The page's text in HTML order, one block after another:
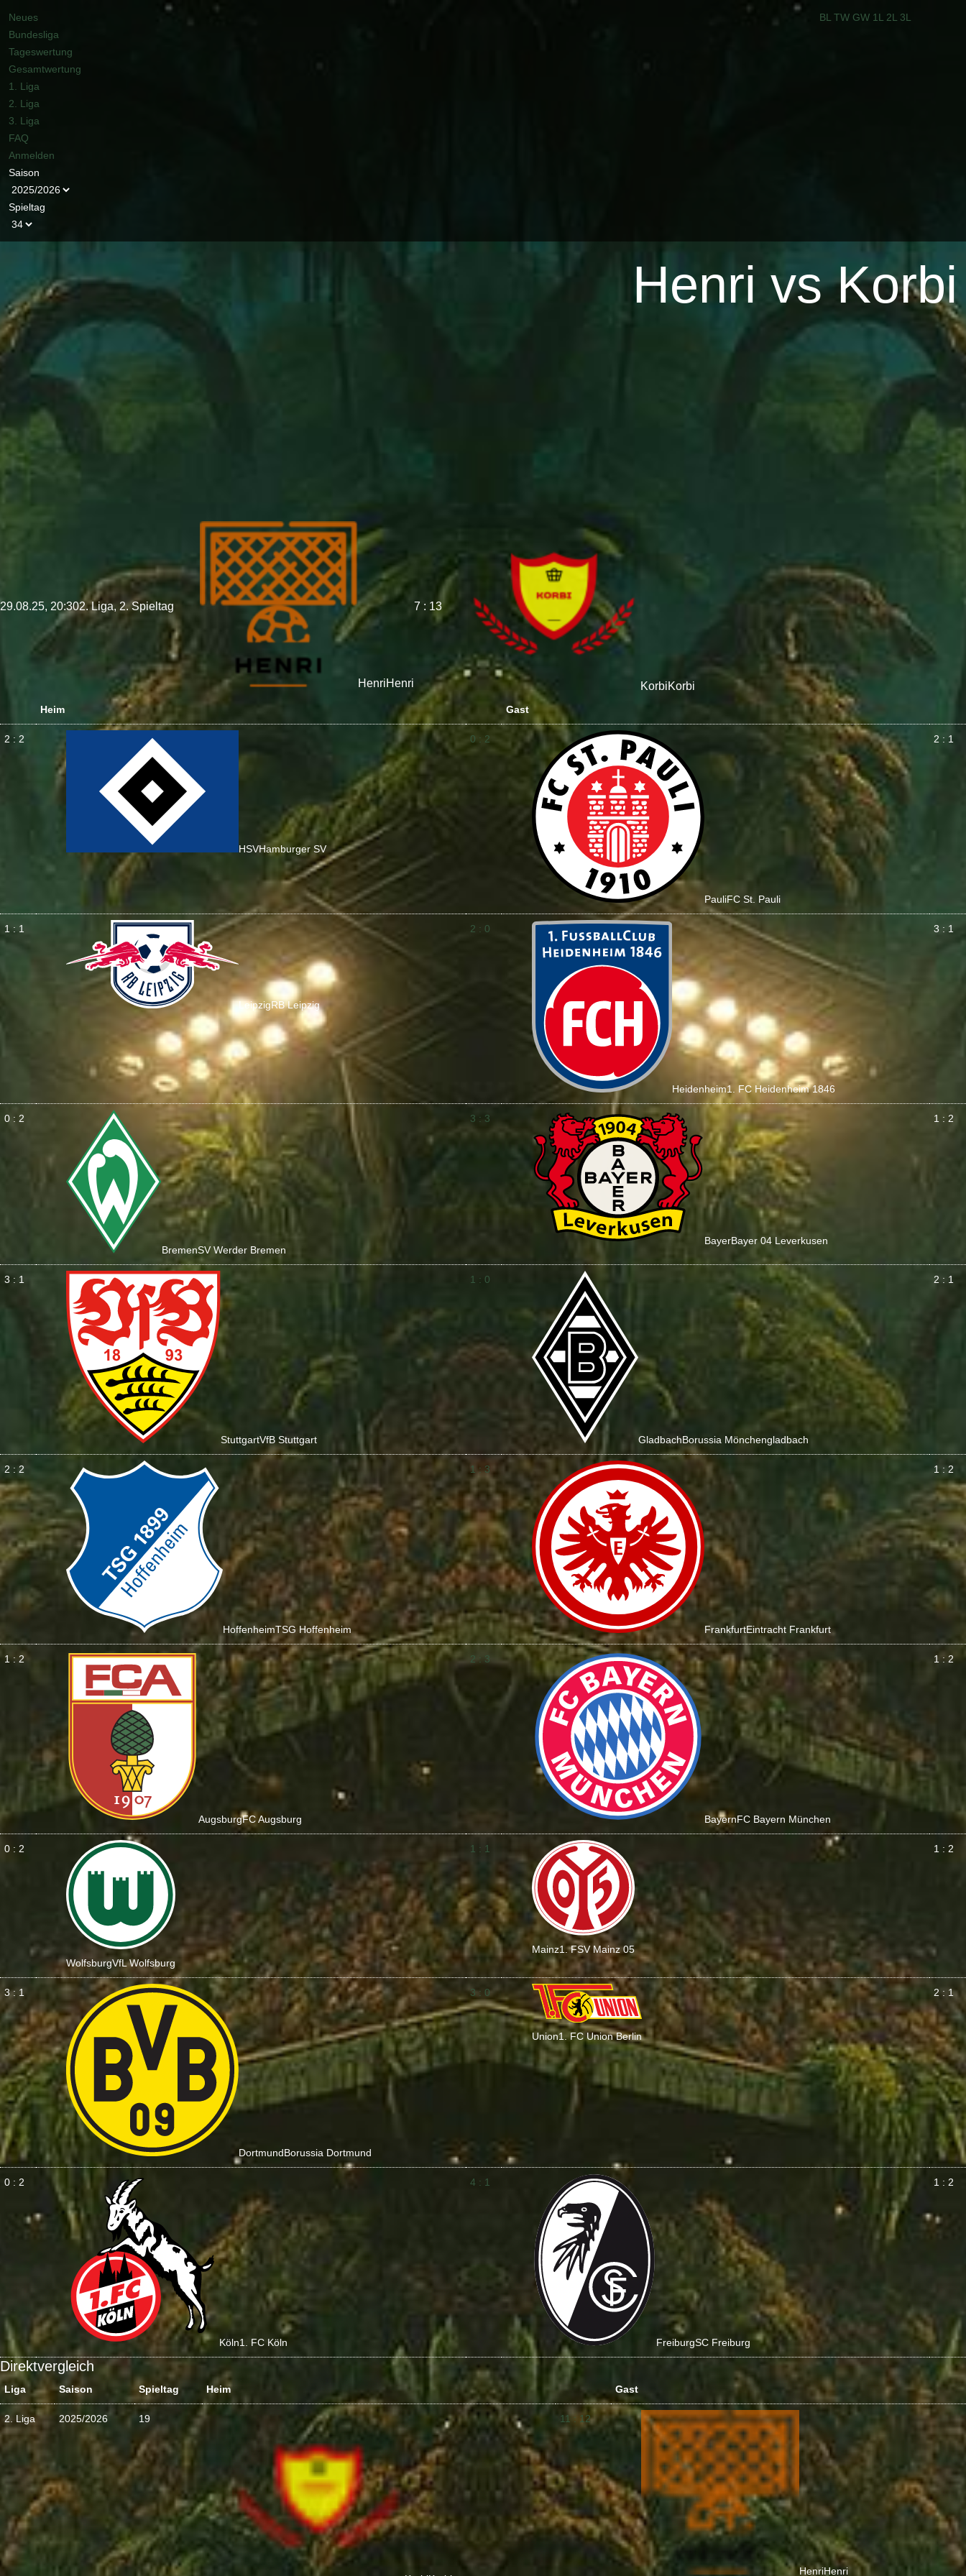
Neues
Bundesliga
Tageswertung
Gesamtwertung
1. Liga
2. Liga
3. Liga
FAQ
Anmelden
BL TW GW 1L 2L 3L
Saison
Spieltag
Henri vs Korbi
29.08.25, 20:302. Liga, 2. Spieltag
HenriHenri
7 : 13
KorbiKorbi
Heim Gast
2 : 2
HSVHamburger SV
0 : 2
PauliFC St. Pauli
2 : 1
1 : 1
LeipzigRB Leipzig
2 : 0
Heidenheim1. FC Heidenheim 1846
3 : 1
0 : 2
BremenSV Werder Bremen
3 : 3
BayerBayer 04 Leverkusen
1 : 2
3 : 1
StuttgartVfB Stuttgart
1 : 0
GladbachBorussia Mönchengladbach
2 : 1
2 : 2
HoffenheimTSG Hoffenheim
1 : 3
FrankfurtEintracht Frankfurt
1 : 2
1 : 2
AugsburgFC Augsburg
2 : 3
BayernFC Bayern München
1 : 2
0 : 2
WolfsburgVfL Wolfsburg
1 : 1
Mainz1. FSV Mainz 05
1 : 2
3 : 1
DortmundBorussia Dortmund
3 : 0
Union1. FC Union Berlin
2 : 1
0 : 2
Köln1. FC Köln
4 : 1
FreiburgSC Freiburg
1 : 2
Direktvergleich
Liga Saison Spieltag Heim Gast
2. Liga 2025/2026 19 11 : 12
HenriHenri